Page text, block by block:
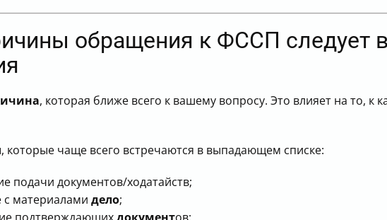
обращения к ФССП следует
, которая ближе всего к вашему вопросу. Это влияет на то, к
чаще всего встречаются в выпадающем списке:
подачи документов/ходатайств;
с материалами дело;